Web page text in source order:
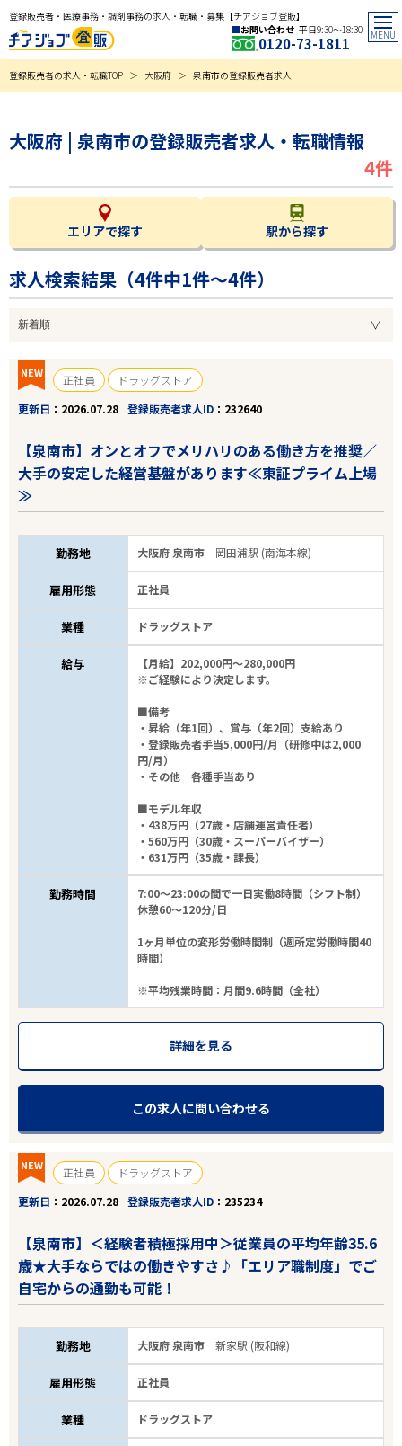
登録販売者・医療事務・調剤事務の求人・転職・募集【チアジョブ登販】
お問い合わせ 平日9:30〜18:30
0120-73-1811
登録販売者の求人・転職TOP 大阪府 泉南市の登録販売者求人
大阪府 | 泉南市の登録販売者求人・転職情報
4件
エリアで探す 駅から探す
求人検索結果（4件中1件～4件）
NEW 正社員
ドラッグストア
更新日
2026.07.28 登録販売者求人ID 232640
【泉南市】オンとオフでメリハリのある働き方を推奨／
大手の安定した経営基盤があります≪東証プライム上場
≫
勤務地 大阪府 泉南市 岡田浦駅 (南海本線)
雇用形態 正社員
業種 ドラッグストア
給与
【月給】202,000円～280,000円
※ご経験により決定します。
■備考
・昇給（年1回）、賞与（年2回）支給あり
・登録販売者手当5,000円/月（研修中は2,000
円/月）
・その他 各種手当あり
■モデル年収
・438万円（27歳・店舗運営責任者）
・560万円（30歳・スーパーバイザー）
・631万円（35歳・課長）
勤務時間
7:00～23:00の間で一日実働8時間（シフト制）
休憩60～120分/日
1ヶ月単位の変形労働時間制（週所定労働時間40
時間）
※平均残業時間：月間9.6時間（全社）
詳細を見る
この求人に問い合わせる
NEW 正社員
ドラッグストア
更新日
2026.07.28 登録販売者求人ID 235234
【泉南市】＜経験者積極採用中＞従業員の平均年齢35.6
歳★大手ならではの働きやすさ♪「エリア職制度」でご
自宅からの通勤も可能！
勤務地 大阪府 泉南市新家駅 (阪和線)
雇用形態 正社員
業種 ドラッグストア